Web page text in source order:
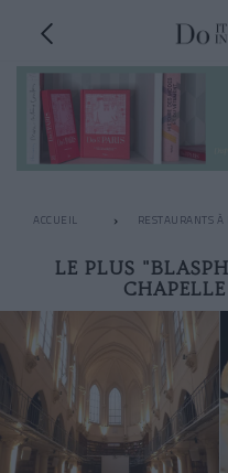
ACCUEIL RESTAURANTS
LE PLUS